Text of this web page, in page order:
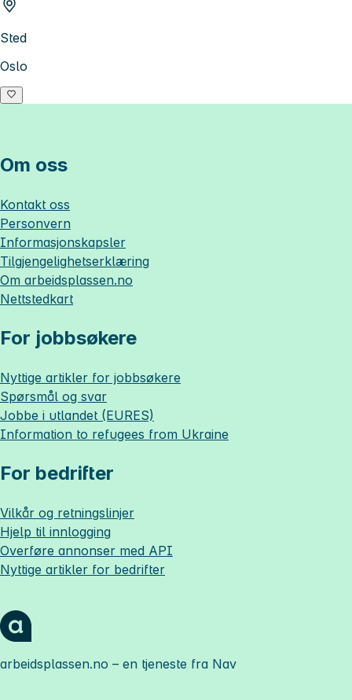
Sted
Oslo
Om oss
Kontakt oss
Personvern
Informasjonskapsler
Tilgjengelighetserklæring
Om arbeidsplassen.no
Nettstedkart
For jobbsøkere
Nyttige artikler for jobbsøkere
Spørsmål og svar
Jobbe i utlandet (EURES)
Information to refugees from Ukraine
For bedrifter
Vilkår og retningslinjer
Hjelp til innlogging
Overføre annonser med API
Nyttige artikler for bedrifter
arbeidsplassen.no – en tjeneste fra Nav